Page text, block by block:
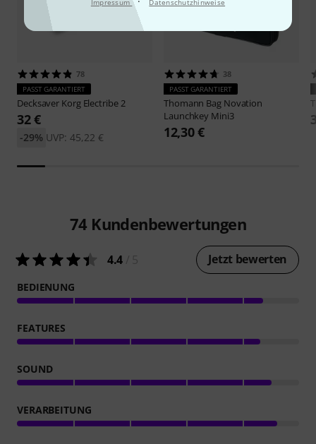
78
PASST GARANTIERT
Decksaver Korg Electribe 2
32 €
UVP: 45,22 €
-29%
38
PASST GARANTIERT
Thomann Bag Novation
Launchkey Mini3
12,30 €
74 Kundenbewertungen
4.4 Jetzt bewerten
BEDIENUNG
FEATURES
SOUND
VERARBEITUNG